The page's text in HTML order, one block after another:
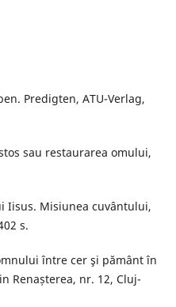
Predigten, ATU-Verlag,
sau restaurarea omului,
Iisus. Misiunea cuvântului,
s.
între cer şi pământ în
Renașterea, nr. 12, Cluj-